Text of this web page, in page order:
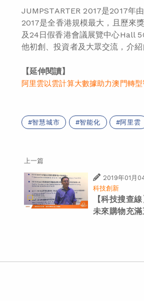
JUMPSTARTER 2017是2017年
2017是全香港規模最大，且歷來
及24日假香港會議展覽中心Hall
他初創、投資者及大眾交流，介
【延伸閱讀】
阿里雲以雲計算大數據助力澳門轉
智慧城市 智能化 阿里雲
上一篇
2019年01月
科技創新
【科技搜查
未來購物充